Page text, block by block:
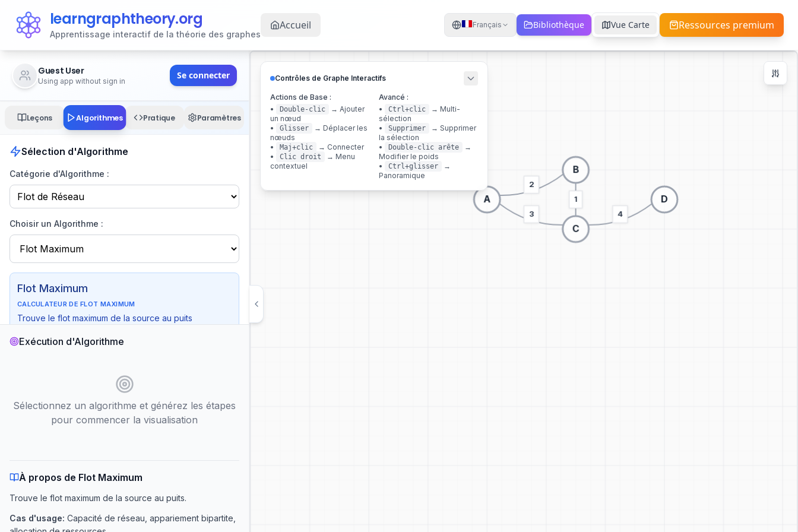
learngraphtheory.org
Apprentissage interactif de la théorie des graphes
Accueil Français Bibliothèque Vue Carte Ressources premium
Guest User
Using app without sign in
Se connecter
Leçons Algorithmes Pratique Paramètres
Sélection d'Algorithme
Catégorie d'Algorithme :
Choisir un Algorithme :
Flot Maximum
CALCULATEUR DE FLOT MAXIMUM
Trouve le flot maximum de la source au puits
Espace:O(V²)
Nœud d'Arrivée :
Exécution d'Algorithme
Sélectionnez un algorithme et générez les étapes
pour commencer la visualisation
À propos de Flot Maximum
Trouve le flot maximum de la source au puits.
Cas d'usage: Capacité de réseau, appariement bipartite,
Contrôles de Graphe Interactifs
Actions de Base :
•
Double-clic → Ajouter
un nœud
•
Glisser → Déplacer les
nœuds
•
Maj+clic → Connecter
•
Clic droit → Menu
contextuel
Avancé :
•
Ctrl+clic → Multi-
sélection
•
Supprimer → Supprimer
la sélection
•
Double-clic arête
→
Modifier le poids
•
Ctrl+glisser
→
Panoramique
Centrer